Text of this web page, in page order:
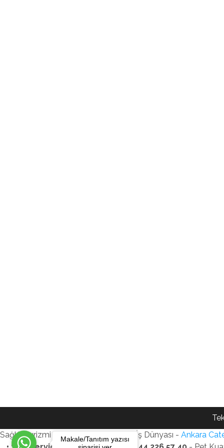
Sağlık Turizmi Reklam Ajansı - Gezi - İş Dünyası - Ankara
Makale/Tanıtım yazısı